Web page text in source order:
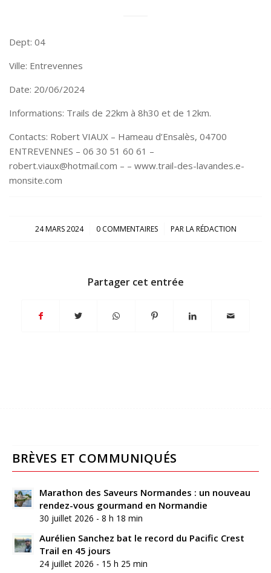
Dept: 04
Ville: Entrevennes
Date: 20/06/2024
Informations: Trails de 22km à 8h30 et de 12km.
Contacts: Robert VIAUX – Hameau d’Ensalès, 04700
ENTREVENNES – 06 30 51 60 61 –
robert.viaux@hotmail.com – – www.trail-des-lavandes.e-
monsite.com
24 MARS 2024
/ 0 COMMENTAIRES
/ PARLA RÉDACTION
Partager cet entrée
BRÈVES ET COMMUNIQUÉS
Marathon des Saveurs Normandes : un nouveau
rendez-vous gourmand en Normandie
30 juillet 2026 - 8 h 18 min
Aurélien Sanchez bat le record du Pacific Crest
Trail en 45 jours
24 juillet 2026 - 15 h 25 min